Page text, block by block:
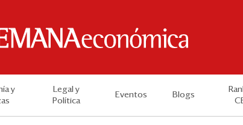
y
Legal y
Política
Eventos Blogs